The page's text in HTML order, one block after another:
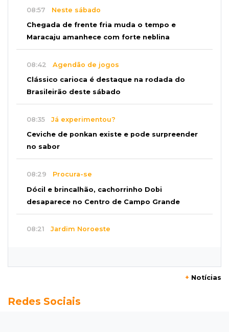
08:57 Neste sábado
Chegada de frente fria muda o tempo e
Maracaju amanhece com forte neblina
08:42 Agendão de jogos
Clássico carioca é destaque na rodada do
Brasileirão deste sábado
08:35 Já experimentou?
Ceviche de ponkan existe e pode surpreender
no sabor
08:29 Procura-se
Dócil e brincalhão, cachorrinho Dobi
desaparece no Centro de Campo Grande
08:21 Jardim Noroeste
Rebanho bovino de MS encolhe em 616 mil
+ Notícias
Redes Sociais